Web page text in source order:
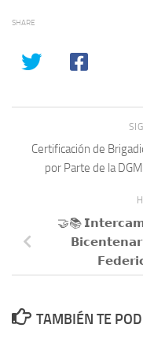
SHARE
Certificación de
por Parte de la
🤝📚
TAMBIÉN TE